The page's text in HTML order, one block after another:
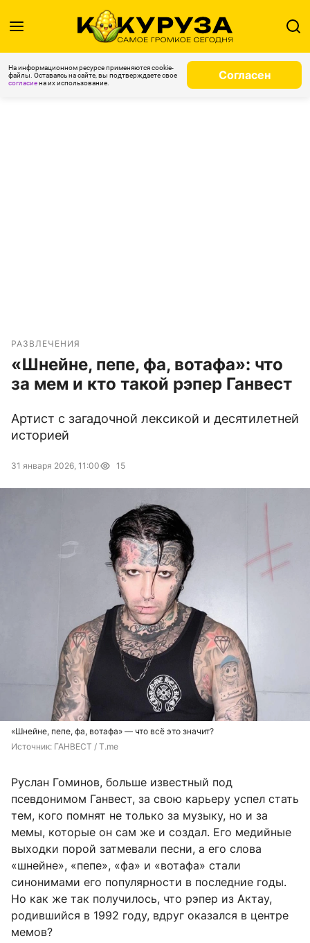
На информационном ресурсе применяются cookie-
файлы. Оставаясь на сайте, вы подтверждаете свое
согласиена их использование.
Согласен
РАЗВЛЕЧЕНИЯ
«Шнейне, пепе, фа, вотафа»: что
за мем и кто такой рэпер Ганвест
Артист с загадочной лексикой и десятилетней
историей
31 января 2026, 11:00 15
«Шнейне, пепе, фа, вотафа» — что всё это значит?
Источник: ГАНВЕСТ / T.me
Руслан Гоминов, больше известный под
псевдонимом Ганвест, за свою карьеру успел стать
тем, кого помнят не только за музыку, но и за
мемы, которые он сам же и создал. Его медийные
выходки порой затмевали песни, а его слова
«шнейне», «пепе», «фа» и «вотафа» стали
синонимами его популярности в последние годы.
Но как же так получилось, что рэпер из Актау,
родившийся в 1992 году, вдруг оказался в центре
мемов?